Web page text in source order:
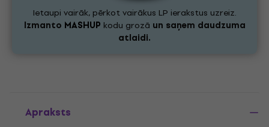
Ietaupi vairāk, pērkot vairākus LP ierakstus uzreiz.
Izmanto MASHUP kodu grozā un saņem daudzuma
atlaidi.
Apraksts